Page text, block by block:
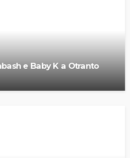
e Baby K a Otranto